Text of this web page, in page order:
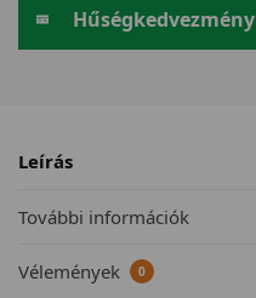
Hűségkedvezmény
Leírás
További információk
Vélemények 0